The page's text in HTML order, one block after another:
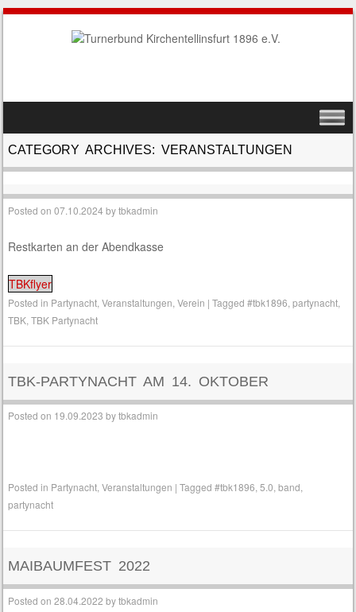
MENU
CATEGORY ARCHIVES:VERANSTALTUNGEN
Posted on07.10.2024 bytbkadmin
Restkarten an der Abendkasse
TBKflyer
Posted in Partynacht ,Veranstaltungen ,Verein |Tagged#tbk1896 ,partynacht
TBK ,TBK Partynacht
TBK-PARTYNACHT AM 14. OKTOBER
Posted on 19.09.2023 bytbkadmin
Posted in Partynacht ,Veranstaltungen |Tagged#tbk1896 ,5.0 ,band
partynacht
MAIBAUMFEST 2022
Posted on28.04.2022 bytbkadmin